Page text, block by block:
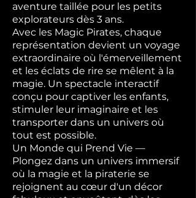
aventure taillée pour les petits
explorateurs dès 3 ans.
Avec les Magic Pirates, chaque
représentation devient un voyage
extraordinaire où l'émerveillement
et les éclats de rire se mêlent à la
magie. Un spectacle interactif
conçu pour captiver les enfants,
stimuler leur imaginaire et les
transporter dans un univers où
tout est possible.
Un Monde qui Prend Vie —
Plongez dans un univers immersif
où la magie et la piraterie se
rejoignent au cœur d'un décor